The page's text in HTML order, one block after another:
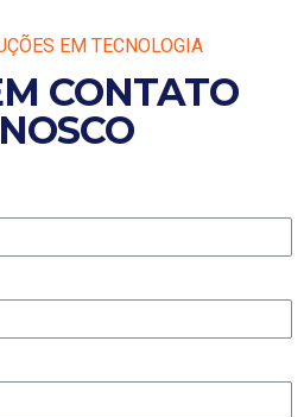
EM TECNOLOGIA
CONTATO